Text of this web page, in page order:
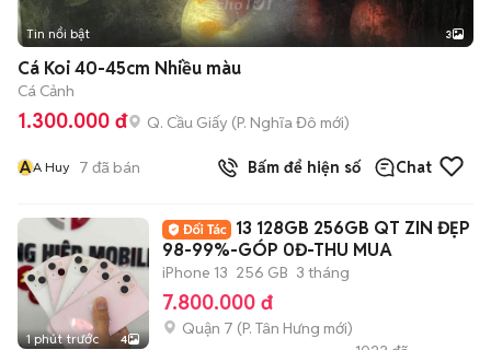
Tin nổi bật 3
Cá Koi 40-45cm Nhiều màu
Cá Cảnh
1.300.000 đ Q. Cầu Giấy (P. Nghĩa Đô mới)
AA Huy 7 đã bán Bấm để hiện số Chat
1 phút trước 4
13 128GB 256GB QT ZIN ĐẸP
98-99%-GÓP 0Đ-THU MUA
iPhone 13 256 GB 3 tháng
7.800.000 đ
Quận 7 (P. Tân Hưng mới)